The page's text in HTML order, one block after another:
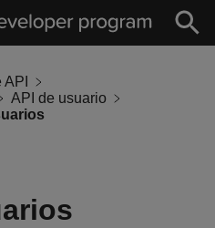
API de usuario